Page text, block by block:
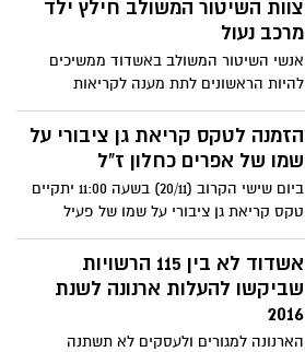
שהוקם ארגון מקצועי שמטרתו לקדם מבחינה
החירום הטרום אשפוזית בארץ. בראש הארגון
עומדת עו"ד רוית קרן פרמדיקית מתנדבת
במד"א
צוות השיטור המשולב חילץ ילד
מרכב נעול
אנשי השיטור המשולב באשדוד ממשיכים
להיות הראשונים לתת מענה לקריאות
התושבים בנושאי ביטחון אישי
הזמנה לטקס קריאת גן ציבורי על
שמו של אפרים כחלון ז"ל
ביום שישי הקרוב (20/11) בשעה 11:00 יתקיים
טקס קריאת גן ציבורי על שמו של פעיל
הציבור אפרים כחלון ז"ל. אפרים שעלה לארץ
בשנת 51 מלוב נפטר בגיל 60 והיה מוותיקי
העיר אשדוד. בטקס יהיו נוכחים מ"מ ראש
העיר, עו"ד גבי כנפו שאף עתיד לשאת דברים
וכן ראש העיר לשעבר מר צבי צילקר
אשדוד לא בין 115 הרשויות
שביקשו להעלות ארנונה לשנת
2016
הארנונה למגורים ולעסקים לא תשתנה